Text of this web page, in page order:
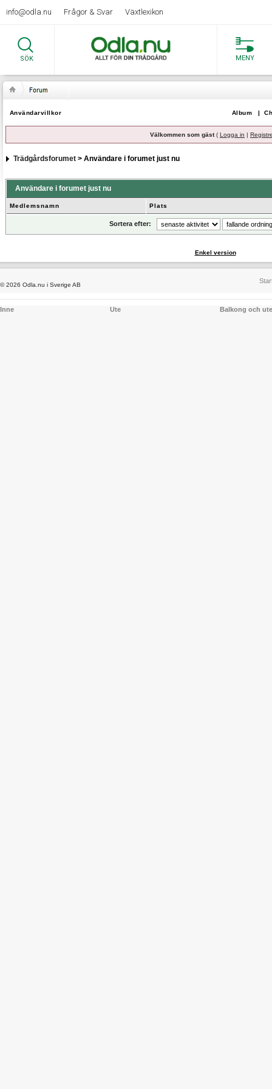
info@odla.nu Frågor & Svar Växtlexikon
SÖK MENY
Användarvillkor Album |
Välkommen som gäst( Logga in |
Trädgårdsforumet> Användare i forumet just nu
Användare i forumet just nu
Medlemsnamn Plats
Sortera efter:
Enkel version
© 2026 Odla.nu i Sverige AB
Inne Ute Balkong och